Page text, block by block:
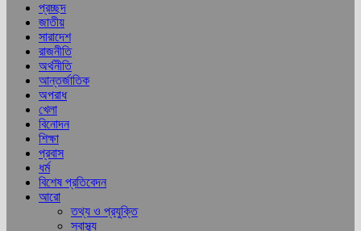
প্রচ্ছদ
জাতীয়
সারাদেশ
রাজনীতি
অর্থনীতি
আন্তর্জাতিক
অপরাধ
খেলা
বিনোদন
শিক্ষা
প্রবাস
ধর্ম
বিশেষ প্রতিবেদন
আরো
তথ্য ও প্রযুক্তি
স্বাস্থ্য